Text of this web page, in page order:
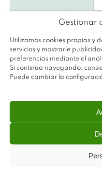
Gestionar
Utilizamos cookies propias y
servicios y mostrarle
preferencias mediante el
Si continúa navegando,
Puede cambiar la
Set Cesto
+ Guías
+
Fijaciones
Ref.